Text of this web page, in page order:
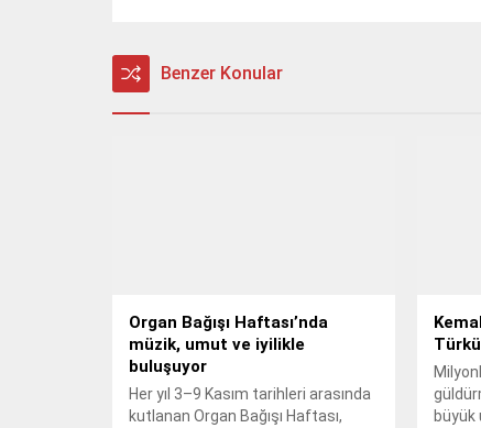
Benzer Konular
Organ Bağışı Haftası’nda
müzik, umut ve iyilikle
buluşuyor
Her yıl 3–9 Kasım tarihleri arasında
kutlanan Organ Bağışı Haftası,
büyük